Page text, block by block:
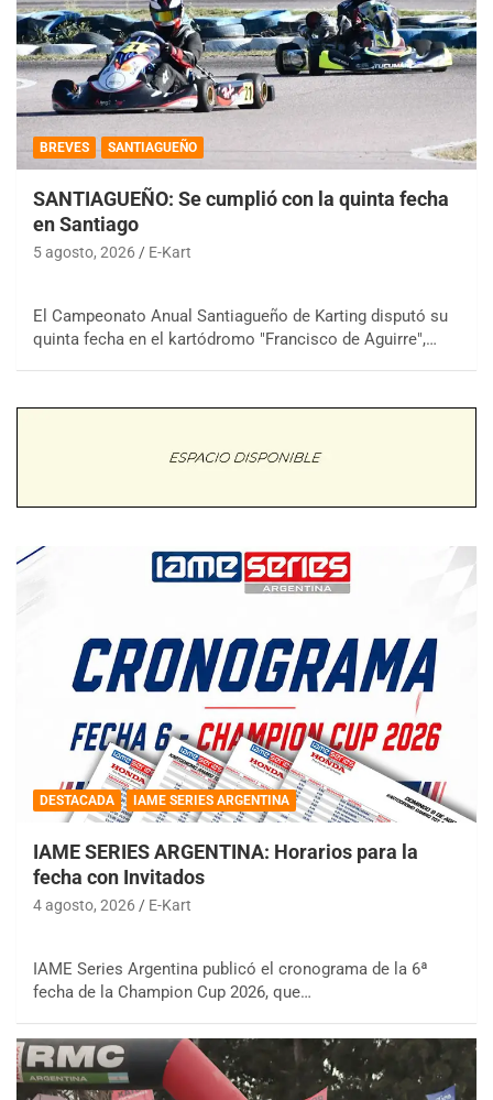
BREVES SANTIAGUEÑO
SANTIAGUEÑO: Se cumplió con la quinta fecha
en Santiago
5 agosto, 2026 E-Kart
El Campeonato Anual Santiagueño de Karting disputó su
quinta fecha en el kartódromo "Francisco de Aguirre",…
DESTACADA IAME SERIES ARGENTINA
IAME SERIES ARGENTINA: Horarios para la
fecha con Invitados
4 agosto, 2026 E-Kart
IAME Series Argentina publicó el cronograma de la 6ª
fecha de la Champion Cup 2026, que…